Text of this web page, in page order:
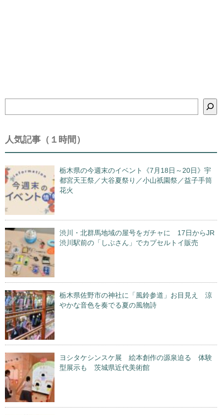
人気記事（１時間）
栃木県の今週末のイベント《7月18日～20日》宇
都宮天王祭／大谷夏祭り／小山祇園祭／益子手筒
花火
渋川・北群馬地域の屋号をガチャに 17日からJR
渋川駅前の「しぶさん」でカプセルトイ販売
栃木県佐野市の神社に「風鈴参道」お目見え 涼
やかな音色を奏でる夏の風物詩
ヨシタケシンスケ展 絵本創作の源泉迫る 体験
型展示も 茨城県近代美術館